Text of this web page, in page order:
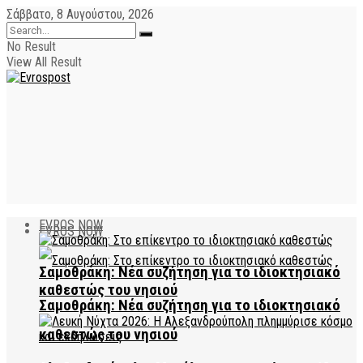
Σάββατο, 8 Αυγούστου, 2026
No Result
View All Result
EVROS NOW
Σαμοθράκη: Νέα συζήτηση για το ιδιοκτησιακό
καθεστώς του νησιού
EVROS NOW
Σαμοθράκη: Νέα συζήτηση για το ιδιοκτησιακό
καθεστώς του νησιού